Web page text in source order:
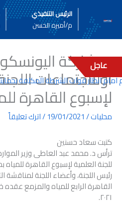
المحتوى
الرئيس التنفيذي
م/أميره الحسن
عاجل
انظار قوات الشرطة المكلفة بحمايته
بمشاركة
أولىاجتماعات
لإسبوع القاهرة
محليات/
19/01/2021
/اترك تعليقاً
كتبت سعاد حسنين
ترأس د. محمد عبد العاطى وزير الموارد
للجنة العلمية لإسبوع القاهرة
رئيس اللجنة، وأعضاء اللجنة لمناقشة
٢٠٢١.